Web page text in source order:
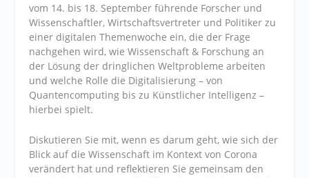
vom 14. bis 18. September führende Forscher und
Wissenschaftler, Wirtschaftsvertreter und Politiker zu
einer digitalen Themenwoche ein, die der Frage
nachgehen wird, wie Wissenschaft & Forschung an
der Lösung der dringlichen Weltprobleme arbeiten
und welche Rolle die Digitalisierung – von
Quantencomputing bis zu Künstlicher Intelligenz –
hierbei spielt.
Diskutieren Sie mit, wenn es darum geht, wie sich der
Blick auf die Wissenschaft im Kontext von Corona
verändert hat und reflektieren Sie gemeinsam den